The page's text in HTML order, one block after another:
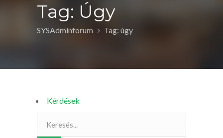
Tag: Úgy
SYSAdminforum Tag: úgy
Kérdések